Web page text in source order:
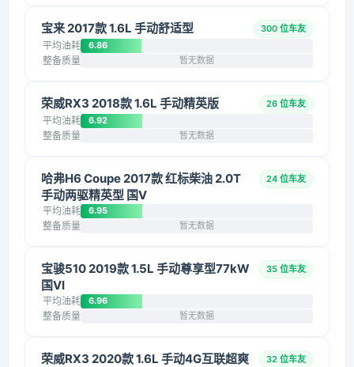
宝来 2017款 1.6L 手动舒适型 300 位车友
平均油耗 6.86
整备质量 暂无数据
荣威RX3 2018款 1.6L 手动精英版 26 位车友
平均油耗 6.92
整备质量 暂无数据
哈弗H6 Coupe 2017款 红标柴油 2.0T
手动两驱精英型 国V
24 位车友
平均油耗 6.95
整备质量 暂无数据
宝骏510 2019款 1.5L 手动尊享型77kW
国VI
35 位车友
平均油耗 6.96
整备质量 暂无数据
荣威RX3 2020款 1.6L 手动4G互联超爽
32 位车友